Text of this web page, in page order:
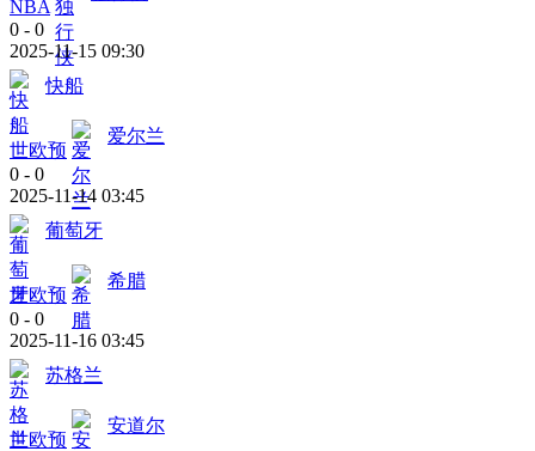
NBA
0 - 0
2025-11-15 09:30
快船
世欧预
爱尔兰
0 - 0
2025-11-14 03:45
葡萄牙
世欧预
希腊
0 - 0
2025-11-16 03:45
苏格兰
世欧预
安道尔